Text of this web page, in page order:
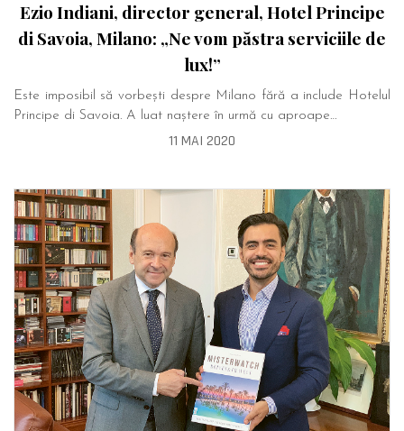
Ezio Indiani, director general, Hotel Principe
di Savoia, Milano: „Ne vom păstra serviciile de
lux!”
Este imposibil să vorbești despre Milano fără a include Hotelul
Principe di Savoia. A luat naștere în urmă cu aproape…
11 MAI 2020